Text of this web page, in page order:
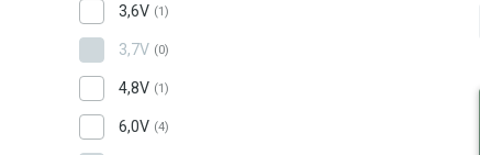
3,6V (1)
3,7V (0)
4,8V (1)
6,0V (4)